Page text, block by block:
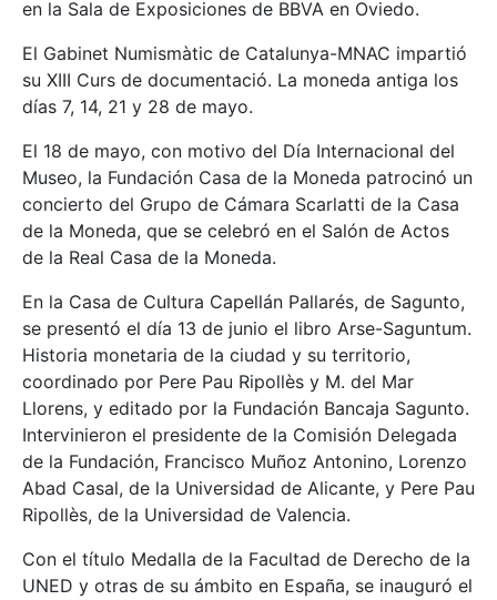
en la Sala de Exposiciones de BBVA en Oviedo.
El Gabinet Numismàtic de Catalunya-MNAC impartió
su XIII Curs de documentació. La moneda antiga los
días 7, 14, 21 y 28 de mayo.
El 18 de mayo, con motivo del Día Internacional del
Museo, la Fundación Casa de la Moneda patrocinó un
concierto del Grupo de Cámara Scarlatti de la Casa
de la Moneda, que se celebró en el Salón de Actos
de la Real Casa de la Moneda.
En la Casa de Cultura Capellán Pallarés, de Sagunto,
se presentó el día 13 de junio el libro Arse-Saguntum.
Historia monetaria de la ciudad y su territorio,
coordinado por Pere Pau Ripollès y M. del Mar
Llorens, y editado por la Fundación Bancaja Sagunto.
Intervinieron el presidente de la Comisión Delegada
de la Fundación, Francisco Muñoz Antonino, Lorenzo
Abad Casal, de la Universidad de Alicante, y Pere Pau
Ripollès, de la Universidad de Valencia.
Con el título Medalla de la Facultad de Derecho de la
UNED y otras de su ámbito en España, se inauguró el